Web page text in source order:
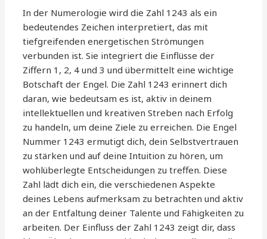
In der Numerologie wird die Zahl 1243 als ein
bedeutendes Zeichen interpretiert, das mit
tiefgreifenden energetischen Strömungen
verbunden ist. Sie integriert die Einflüsse der
Ziffern 1, 2, 4 und 3 und übermittelt eine wichtige
Botschaft der Engel. Die Zahl 1243 erinnert dich
daran, wie bedeutsam es ist, aktiv in deinem
intellektuellen und kreativen Streben nach Erfolg
zu handeln, um deine Ziele zu erreichen. Die Engel
Nummer 1243 ermutigt dich, dein Selbstvertrauen
zu stärken und auf deine Intuition zu hören, um
wohlüberlegte Entscheidungen zu treffen. Diese
Zahl lädt dich ein, die verschiedenen Aspekte
deines Lebens aufmerksam zu betrachten und aktiv
an der Entfaltung deiner Talente und Fähigkeiten zu
arbeiten. Der Einfluss der Zahl 1243 zeigt dir, dass